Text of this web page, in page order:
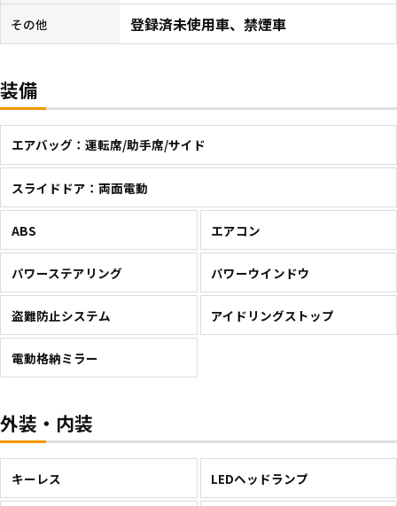
その他 登録済未使用車、禁煙車
装備
エアバッグ：運転席/助手席/サイド
スライドドア：両面電動
ABS エアコン
パワーステアリング パワーウインドウ
盗難防止システム アイドリングストップ
電動格納ミラー
外装・内装
キーレス LEDヘッドランプ